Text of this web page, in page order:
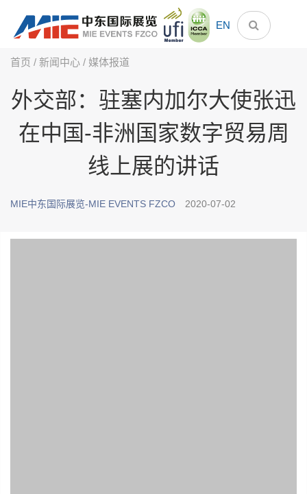
EN
首页 / 新闻中心 / 媒体报道
外交部：驻塞内加尔大使张迅
在中国-非洲国家数字贸易周
线上展的讲话
MIE中东国际展览-MIE EVENTS FZCO 2020-07-02